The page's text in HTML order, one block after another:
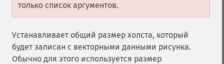
только список аргументов.
Устанавливает общий размер холста, который
будет записан с векторными данными рисунка.
Обычно для этого используется размер